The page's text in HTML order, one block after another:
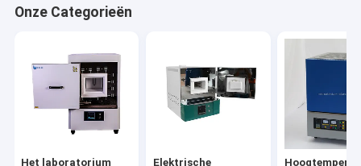
Elektrische gloeioven
industriële smeltende oven
Onze Categorieën
Het laboratorium Elektrische